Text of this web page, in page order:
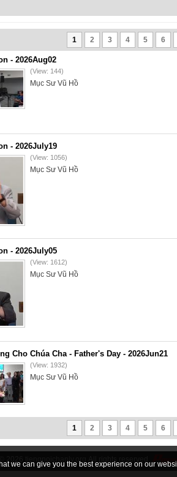
1 2 3 4 5 6
- 2026Aug02
(View: 144)
Mục Sư Vũ Hồ
- 2026July19
(View: 1056)
Mục Sư Vũ Hồ
- 2026July05
(View: 1612)
Mục Sư Vũ Hồ
Cho Chúa Cha - Father's Day - 2026Jun21
(View: 1932)
Mục Sư Vũ Hồ
1 2 3 4 5 6
2026 tiengnoichanly.org All rights reserved
we can give you the best experience on our